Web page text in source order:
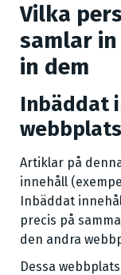
Vilka
samlar
in dem
Inbäddat
Artiklar på
innehåll
Inbäddat
precis på
den andra
Dessa